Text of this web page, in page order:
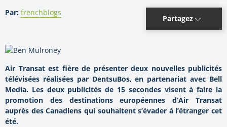
Par: frenchblogs
Partagez
Air Transat est fière de présenter deux nouvelles publicités
télévisées réalisées par DentsuBos, en partenariat avec Bell
Media. Les deux publicités de 15 secondes visent à faire la
promotion des destinations européennes d’Air Transat
auprès des Canadiens qui souhaitent s’évader à l’étranger cet
été.